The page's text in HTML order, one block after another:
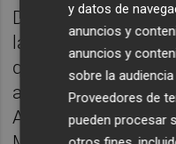
Desde el colectivo
la permanencia en
que "no se ha
absolutamente
Además, defienden
y datos de
anuncios y
anuncios y
sobre la
Proveedores de
pueden procesar